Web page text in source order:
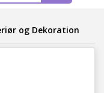
og Dekoration